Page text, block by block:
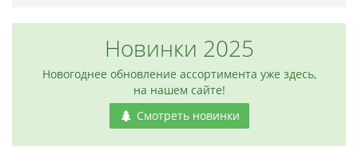
Новинки 2025
Новогоднее обновление ассортимента уже здесь,
на нашем сайте!
Смотреть новинки